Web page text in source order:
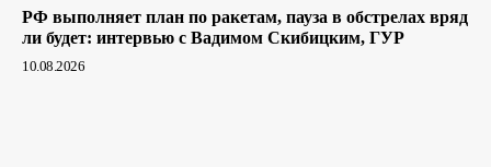
РФ выполняет план по ракетам, пауза в обстрелах вряд
ли будет: интервью с Вадимом Скибицким, ГУР
10.08.2026